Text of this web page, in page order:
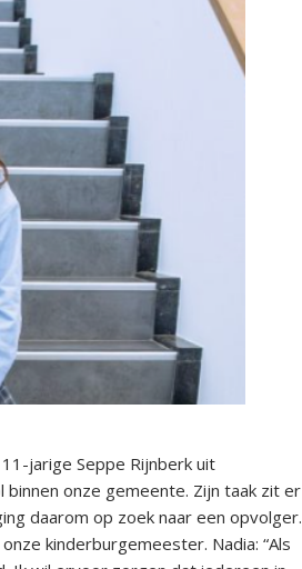
jarige Seppe Rijnberk uit
onze gemeente. Zijn taak zit er
daarom op zoek naar een opvolger.
kinderburgemeester. Nadia: “Als